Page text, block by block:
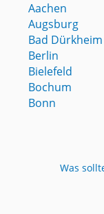
Aachen
Augsburg
Bad Dürkheim
Berlin
Bielefeld
Bochum
Bonn
Was